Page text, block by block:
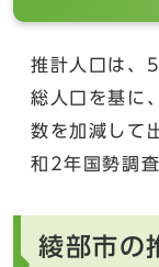
推計人口は、
総人口を基に
数を加減して
和2年国勢調
綾部市の